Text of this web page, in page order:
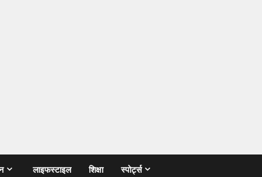
लाइफस्टाइल शिक्षा स्पोर्ट्स